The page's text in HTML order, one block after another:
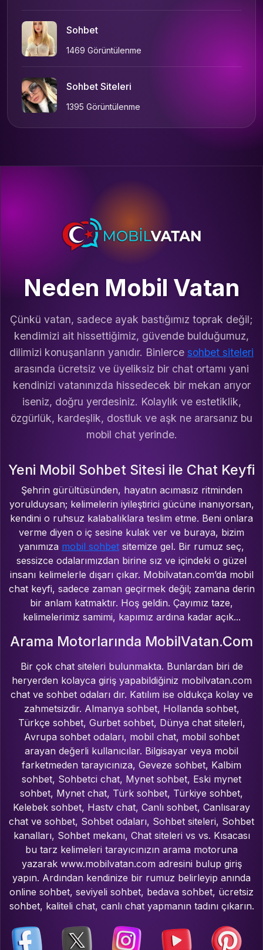
Sohbet
1469 Görüntülenme
Sohbet Siteleri
1395 Görüntülenme
Neden Mobil Vatan
Çünkü vatan, sadece ayak bastığımız toprak değil;
kendimizi ait hissettiğimiz, güvende bulduğumuz,
dilimizi konuşanların yanıdır. Binlerce sohbet siteleri
arasında ücretsiz ve üyeliksiz bir chat ortamı yani
kendinizi vatanınızda hissedecek bir mekan arıyor
iseniz, doğru yerdesiniz. Kolaylık ve estetiklik,
özgürlük, kardeşlik, dostluk ve aşk ne ararsanız bu
mobil chat yerinde.
Yeni Mobil Sohbet Sitesi ile Chat Keyfi
Şehrin gürültüsünden, hayatın acımasız ritminden
yorulduysan; kelimelerin iyileştirici gücüne inanıyorsan,
kendini o ruhsuz kalabalıklara teslim etme. Beni onlara
verme diyen o iç sesine kulak ver ve buraya, bizim
yanımıza mobil sohbet sitemize gel. Bir rumuz seç,
sessizce odalarımızdan birine sız ve içindeki o güzel
insanı kelimelerle dışarı çıkar. Mobilvatan.com’da mobil
chat keyfi, sadece zaman geçirmek değil; zamana derin
bir anlam katmaktır. Hoş geldin. Çayımız taze,
kelimelerimiz samimi, kapımız ardına kadar açık...
Arama Motorlarında MobilVatan.Com
Bir çok chat siteleri bulunmakta. Bunlardan biri de
heryerden kolayca giriş yapabildiğiniz mobilvatan.com
chat ve sohbet odaları dır. Katılım ise oldukça kolay ve
zahmetsizdir. Almanya sohbet, Hollanda sohbet,
Türkçe sohbet, Gurbet sohbet, Dünya chat siteleri,
Avrupa sohbet odaları, mobil chat, mobil sohbet
arayan değerli kullanıcılar. Bilgisayar veya mobil
farketmeden tarayıcınıza, Geveze sohbet, Kalbim
sohbet, Sohbetci chat, Mynet sohbet, Eski mynet
sohbet, Mynet chat, Türk sohbet, Türkiye sohbet,
Kelebek sohbet, Hastv chat, Canlı sohbet, Canlısaray
chat ve sohbet, Sohbet odaları, Sohbet siteleri, Sohbet
kanalları, Sohbet mekanı, Chat siteleri vs vs. Kısacası
bu tarz kelimeleri tarayıcınızın arama motoruna
yazarak www.mobilvatan.com adresini bulup giriş
yapın. Ardından kendinize bir rumuz belirleyip anında
online sohbet, seviyeli sohbet, bedava sohbet, ücretsiz
sohbet, kaliteli chat, canlı chat yapmanın tadını çıkarın.